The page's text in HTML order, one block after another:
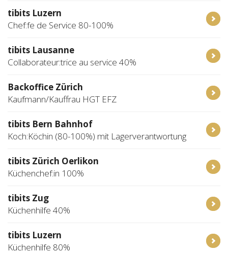
tibits Luzern
Chef:fe de Service 80-100%
tibits Lausanne
Collaborateur:trice au service 40%
Backoffice Zürich
Kaufmann/Kauffrau HGT EFZ
tibits Bern Bahnhof
Koch:Köchin (80-100%) mit Lagerverantwortung
tibits Zürich Oerlikon
Küchenchef:in 100%
tibits Zug
Küchenhilfe 40%
tibits Luzern
Küchenhilfe 80%